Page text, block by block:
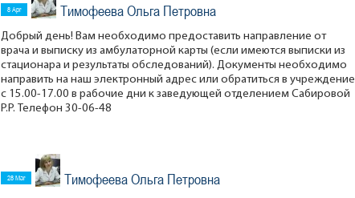
8 Apr Тимофеева Ольга Петровна
Добрый день! Вам необходимо предоставить направление от
врача и выписку из амбулаторной карты (если имеются выписки из
стационара и результаты обследований). Документы необходимо
направить на наш электронный адрес или обратиться в учреждение
с 15.00-17.00 в рабочие дни к заведующей отделением Сабировой
Р.Р. Телефон 30-06-48
28 Mar Тимофеева Ольга Петровна